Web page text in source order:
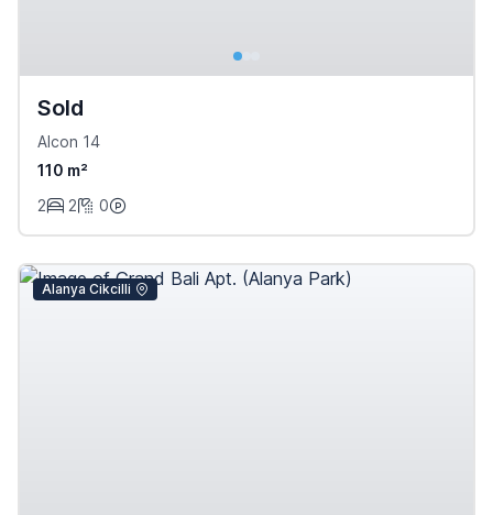
Sold
Alcon 14
110 m²
2
2 0
Alanya Cikcilli